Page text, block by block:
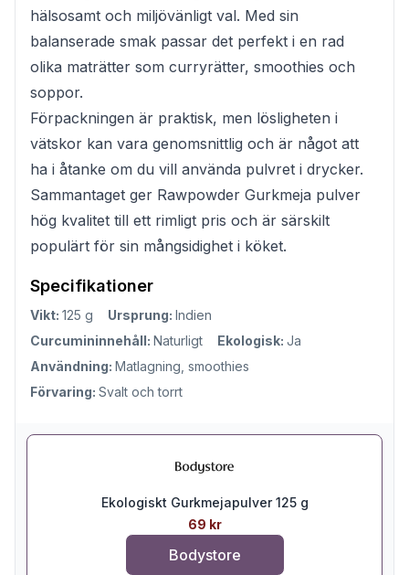
hälsosamt och miljövänligt val. Med sin
balanserade smak passar det perfekt i en rad
olika maträtter som curryrätter, smoothies och
soppor.
Förpackningen är praktisk, men lösligheten i
vätskor kan vara genomsnittlig och är något att
ha i åtanke om du vill använda pulvret i drycker.
Sammantaget ger Rawpowder Gurkmeja pulver
hög kvalitet till ett rimligt pris och är särskilt
populärt för sin mångsidighet i köket.
Specifikationer
Vikt: 125 g Ursprung: Indien
Curcumininnehåll: Naturligt Ekologisk: Ja
Användning: Matlagning, smoothies
Förvaring: Svalt och torrt
Ekologiskt Gurkmejapulver 125 g
69 kr
Bodystore